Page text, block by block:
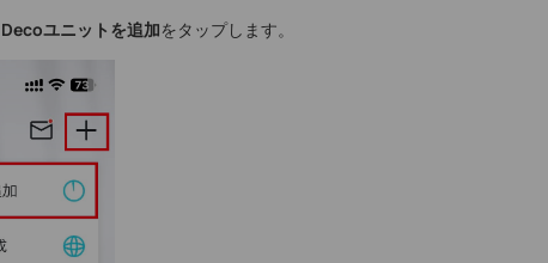
Decoユニットを追加をタップします。